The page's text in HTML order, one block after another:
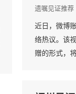
遗嘱见证推荐
近日，微博
络热议。该
赠的形式，将